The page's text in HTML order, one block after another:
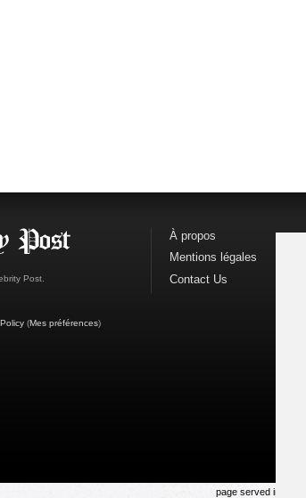
Post.
(Mes préférences)
À propos
Mentions légales
Contact Us
page served in